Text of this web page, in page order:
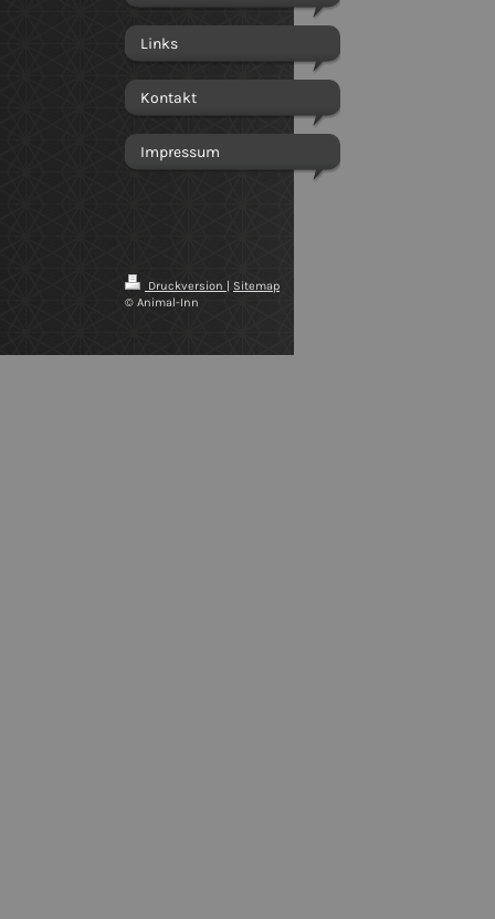
Links
Kontakt
Impressum
Druckversion | Sitemap
© Animal-Inn